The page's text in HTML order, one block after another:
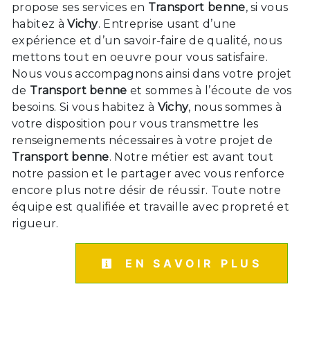
propose ses services en Transport benne, si vous
habitez àVichy. Entreprise usant d’une
expérience et d’un savoir-faire de qualité, nous
mettons tout en oeuvre pour vous satisfaire.
Nous vous accompagnons ainsi dans votre projet
de Transport benne et sommes à l’écoute de vos
besoins. Si vous habitez à Vichy, nous sommes à
votre disposition pour vous transmettre les
renseignements nécessaires à votre projet de
Transport benne. Notre métier est avant tout
notre passion et le partager avec vous renforce
encore plus notre désir de réussir. Toute notre
équipe est qualifiée et travaille avec propreté et
rigueur.
EN SAVOIR PLUS